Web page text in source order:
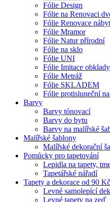
Fólie Design
Fólie na Renovaci
Fólie Renovace
Fólie Mramor
Fólie Natur přírodní
Fólie na sklo
Fólie UNI
Fólie Imitace
Fólie Metráž
Fólie SKLADEM
Fólie protisluneční
Barvy
Barvy tónovací
Barvy do bytu
Barvy na malířské
Malířské šablony
Malířské dekorační
Pomůcky pro tapetování
Lepidla na tapety,
Tapetářské nářadí
Tapety a dekorace od 90 Kč
Levné samolepící
Levné tapety na zeď